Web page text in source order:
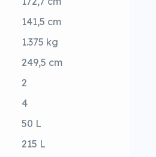
141,5 cm
1.375 kg
249,5 cm
2
4
50 L
215 L